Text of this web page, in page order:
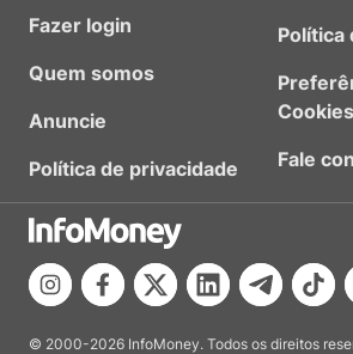
Fazer login
Quem somos
Anuncie
Política de privacidade
Política
Cookies
Fale
© 2000-2026 InfoMoney. Todos os direitos